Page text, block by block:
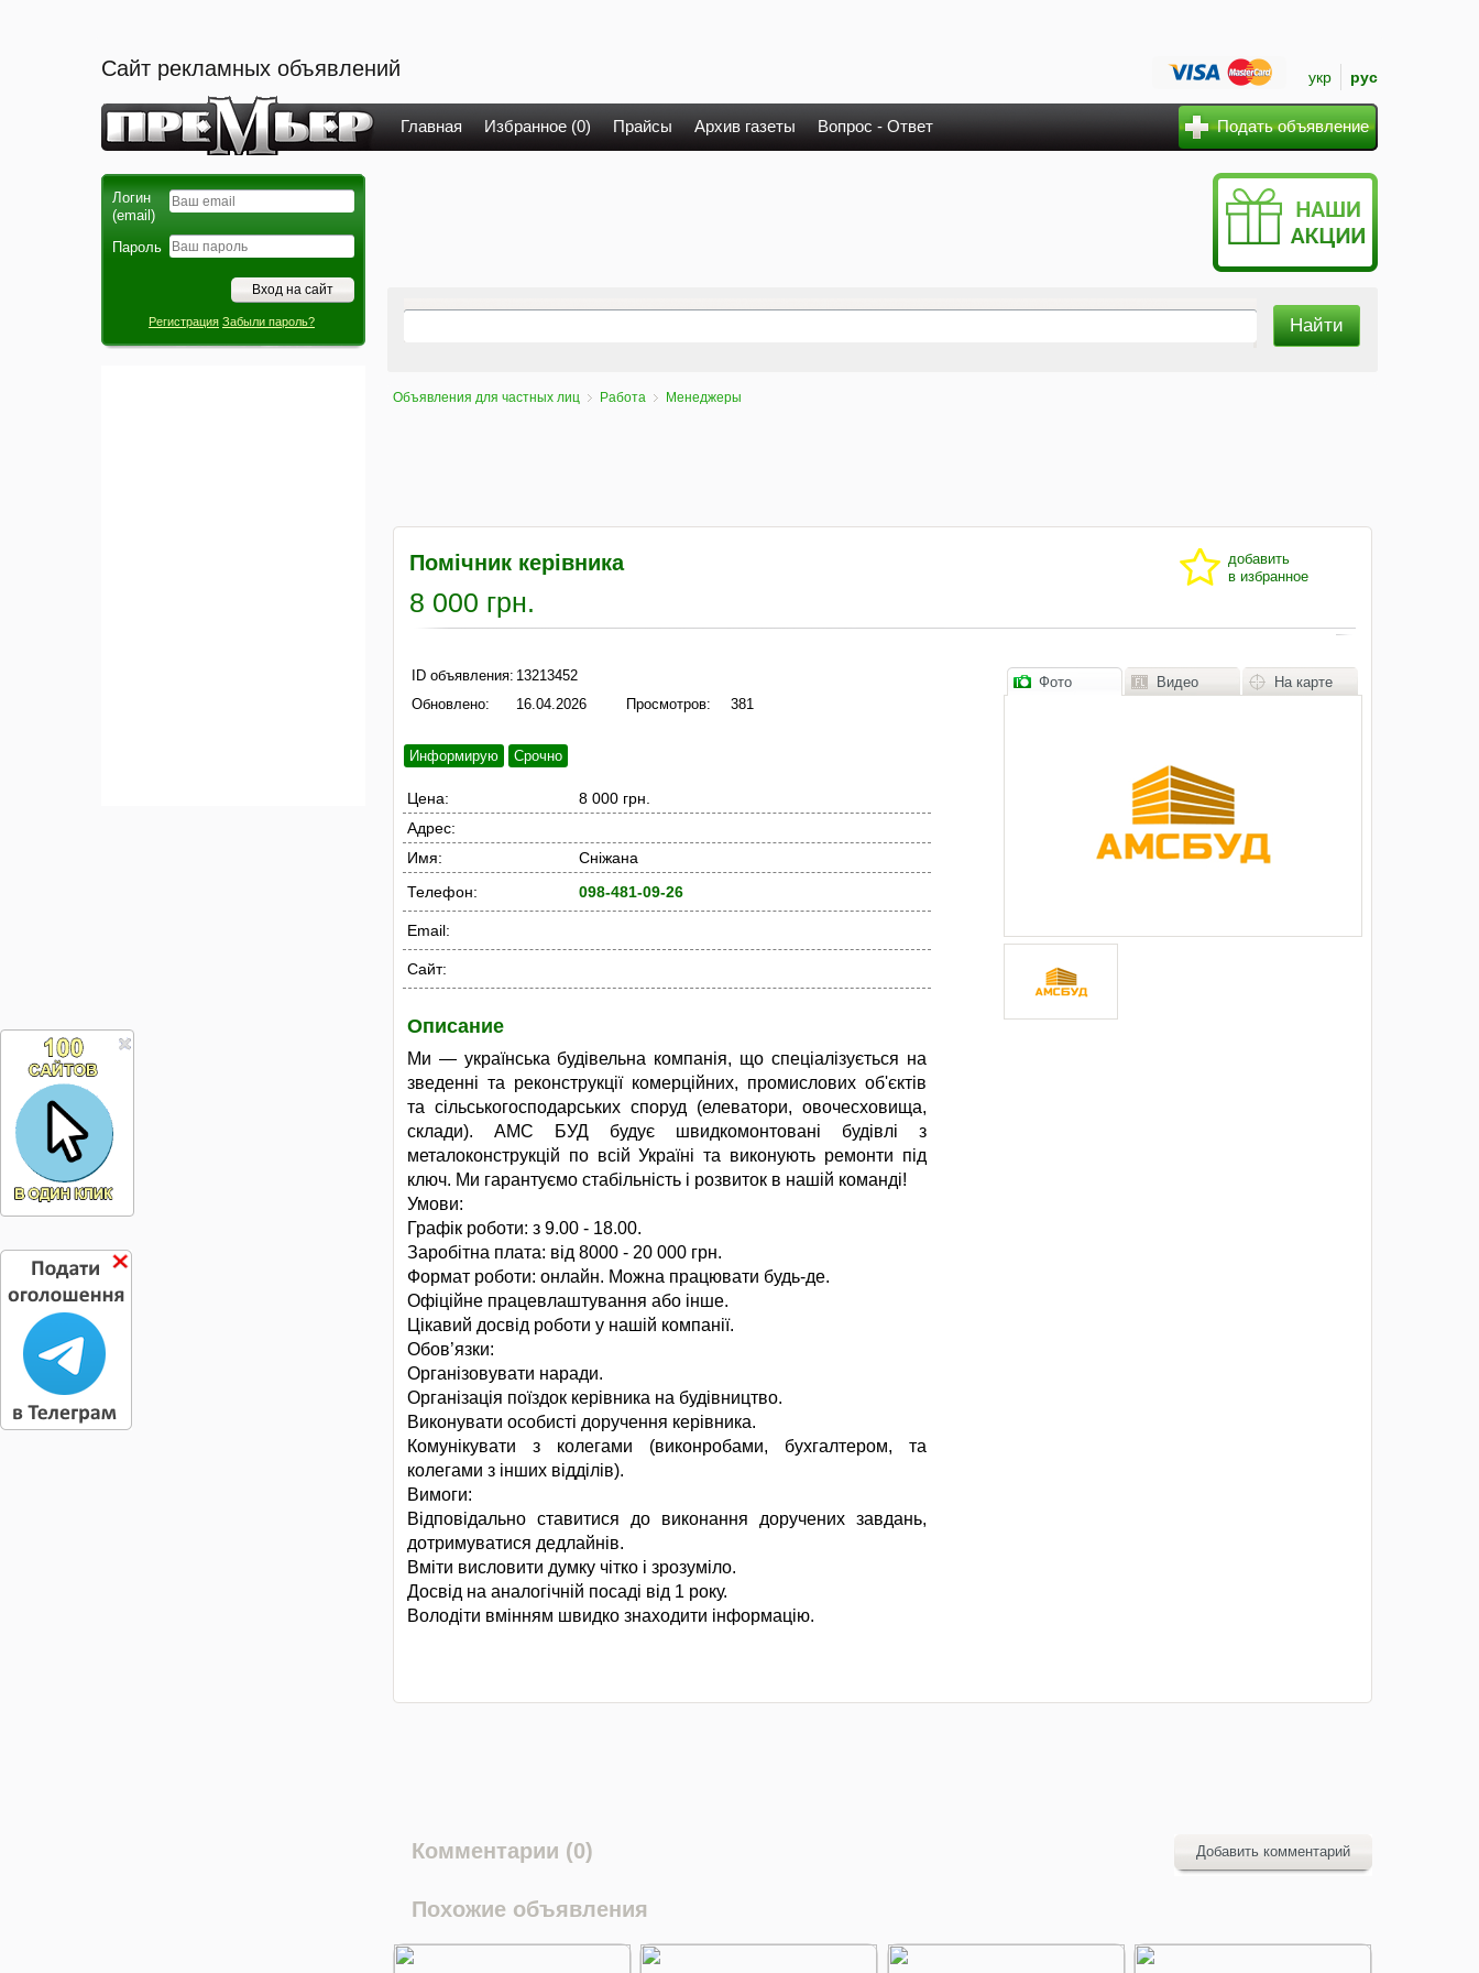
Сайт рекламных объявлений укр рус
Главная Избранное (0) Прайсы Архив газеты Вопрос - Ответ Подать объявление
Логин
(email)
Пароль
Регистрация Забыли пароль?
Объявления для частных лиц Работа Менеджеры
Помічник керівника
добавить
в избранное
8 000 грн.
ID объявления: 13213452
Обновлено:
16.04.2026 Просмотров: 381
Информирую Срочно
Цена:
8 000 грн.
Адрес:
Имя:
Сніжана
Телефон:
098-481-09-26
Email:
Сайт:
Описание
Ми — українська будівельна компанія, що спеціалізується на
зведенні та реконструкції комерційних, промислових об'єктів
та сільськогосподарських споруд (елеватори, овочесховища,
склади). АМС БУД будує швидкомонтовані будівлі з
металоконструкцій по всій Україні та виконують ремонти під
ключ. Ми гарантуємо стабільність і розвиток в нашій команді!
Умови:
Графік роботи: з 9.00 - 18.00.
Заробітна плата: від 8000 - 20 000 грн.
Формат роботи: онлайн. Можна працювати будь-де.
Офіційне працевлаштування або інше.
Цікавий досвід роботи у нашій компанії.
Обов’язки:
Організовувати наради.
Організація поїздок керівника на будівництво.
Виконувати особисті доручення керівника.
Комунікувати з колегами (виконробами, бухгалтером, та
колегами з інших відділів).
Вимоги:
Відповідально ставитися до виконання доручених завдань,
дотримуватися дедлайнів.
Вміти висловити думку чітко і зрозуміло.
Досвід на аналогічній посаді від 1 року.
Володіти вмінням швидко знаходити інформацію.
Фото Видео На карте
Комментарии (0) Добавить комментарий
Похожие объявления